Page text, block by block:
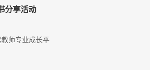
分享活动
师专业成长平